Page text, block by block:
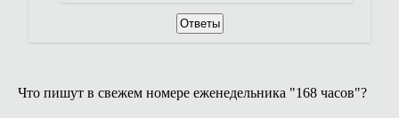
Ответы
Что пишут в свежем номере еженедельника "168 часов"?